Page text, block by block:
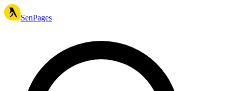
SenPages